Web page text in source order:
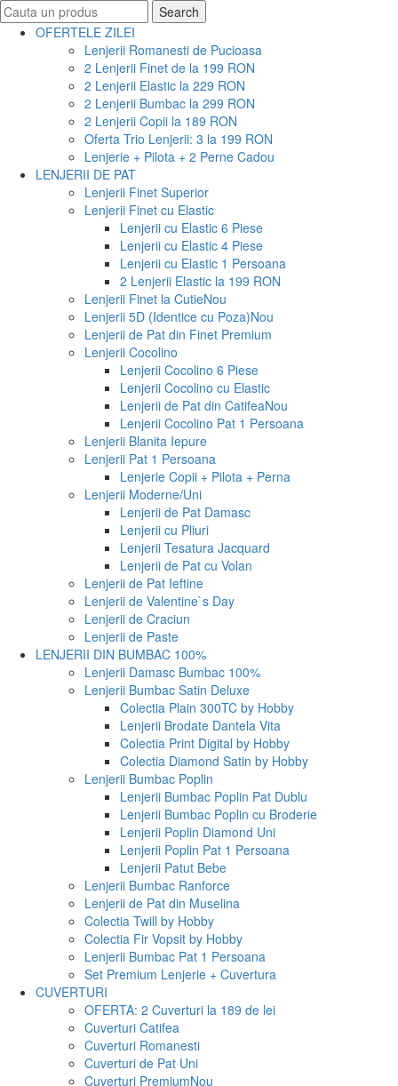
Search
for:
Search
OFERTELE ZILEI
Lenjerii Romanesti de Pucioasa
2 Lenjerii Finet de la 199 RON
2 Lenjerii Elastic la 229 RON
2 Lenjerii Bumbac la 299 RON
2 Lenjerii Copii la 189 RON
Oferta Trio Lenjerii: 3 la 199 RON
Lenjerie + Pilota + 2 Perne Cadou
LENJERII DE PAT
Lenjerii Finet Superior
Lenjerii Finet cu Elastic
Lenjerii cu Elastic 6 Piese
Lenjerii cu Elastic 4 Piese
Lenjerii cu Elastic 1 Persoana
2 Lenjerii Elastic la 199 RON
Lenjerii Finet la CutieNou
Lenjerii 5D (Identice cu Poza)Nou
Lenjerii de Pat din Finet Premium
Lenjerii Cocolino
Lenjerii Cocolino 6 Piese
Lenjerii Cocolino cu Elastic
Lenjerii de Pat din CatifeaNou
Lenjerii Cocolino Pat 1 Persoana
Lenjerii Blanita Iepure
Lenjerii Pat 1 Persoana
Lenjerie Copii + Pilota + Perna
Lenjerii Moderne/Uni
Lenjerii de Pat Damasc
Lenjerii cu Pliuri
Lenjerii Tesatura Jacquard
Lenjerii de Pat cu Volan
Lenjerii de Pat Ieftine
Lenjerii de Valentine`s Day
Lenjerii de Craciun
Lenjerii de Paste
LENJERII DIN BUMBAC 100%
Lenjerii Damasc Bumbac 100%
Lenjerii Bumbac Satin Deluxe
Colectia Plain 300TC by Hobby
Lenjerii Brodate Dantela Vita
Colectia Print Digital by Hobby
Colectia Diamond Satin by Hobby
Lenjerii Bumbac Poplin
Lenjerii Bumbac Poplin Pat Dublu
Lenjerii Bumbac Poplin cu Broderie
Lenjerii Poplin Diamond Uni
Lenjerii Poplin Pat 1 Persoana
Lenjerii Patut Bebe
Lenjerii Bumbac Ranforce
Lenjerii de Pat din Muselina
Colectia Twill by Hobby
Colectia Fir Vopsit by Hobby
Lenjerii Bumbac Pat 1 Persoana
Set Premium Lenjerie + Cuvertura
CUVERTURI
OFERTA: 2 Cuverturi la 189 de lei
Cuverturi Catifea
Cuverturi Romanesti
Cuverturi de Pat Uni
Cuverturi PremiumNou